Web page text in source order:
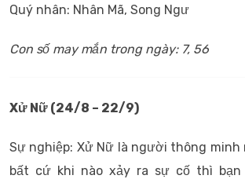
Quý nhân: Nhân Mã, Song Ngư
Con số may mắn trong ngày: 7, 56
Xử Nữ (24/8 – 22/9)
Sự nghiệp: Xử Nữ là người thông minh
bất cứ khi nào xảy ra sự cố thì bạn